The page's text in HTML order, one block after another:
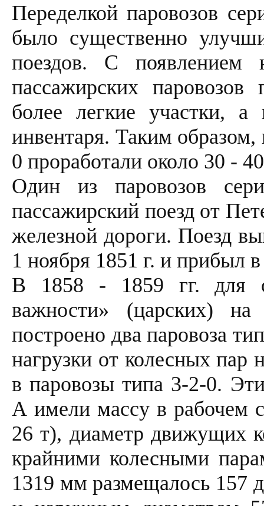
Переделкой паровозов
было существенно
поездов. С появлением
пассажирских
более легкие участки,
инвентаря. Таким
0 проработали около 30 -
Один из паровозов
пассажирский поезд от
железной дороги. Поезд
1 ноября 1851 г. и прибыл
В 1858 - 1859 гг. для
важности» (царских) на
построено два паровоза
нагрузки от колесных пар
в паровозы типа 3-2-0.
А имели массу в рабочем
26 т), диаметр движущих
крайними колесными
1319 мм размещалось 157